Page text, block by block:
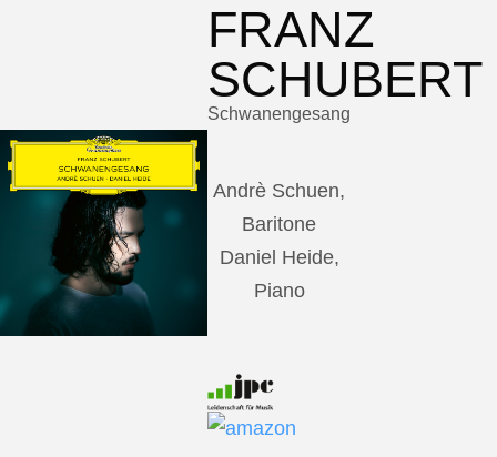
FRANZ
SCHUBERT
Schwanengesang
Andrè Schuen,
Baritone
Daniel Heide,
Piano